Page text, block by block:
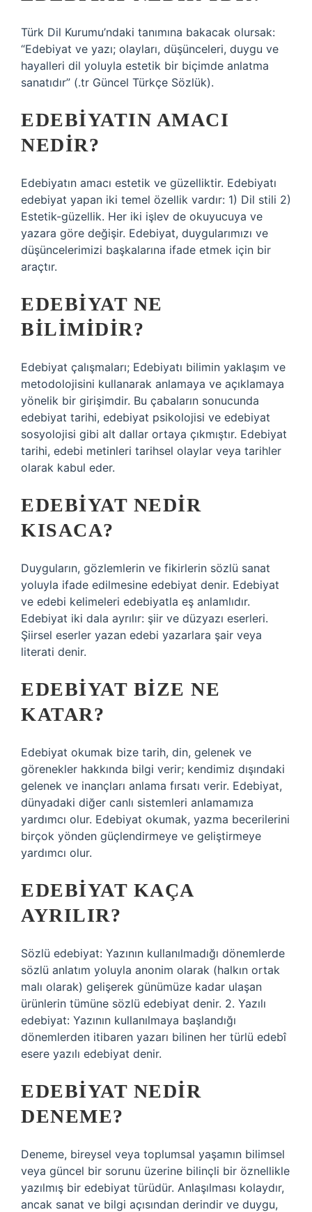
Türk Dil Kurumu’ndaki tanımına bakacak olursak:
“Edebiyat ve yazı; olayları, düşünceleri, duygu ve
hayalleri dil yoluyla estetik bir biçimde anlatma
sanatıdır” (.tr Güncel Türkçe Sözlük).
EDEBIYATIN AMACI
NEDIR?
Edebiyatın amacı estetik ve güzelliktir. Edebiyatı
edebiyat yapan iki temel özellik vardır: 1) Dil stili 2)
Estetik-güzellik. Her iki işlev de okuyucuya ve
yazara göre değişir. Edebiyat, duygularımızı ve
düşüncelerimizi başkalarına ifade etmek için bir
araçtır.
EDEBIYAT NE
BILIMIDIR?
Edebiyat çalışmaları; Edebiyatı bilimin yaklaşım ve
metodolojisini kullanarak anlamaya ve açıklamaya
yönelik bir girişimdir. Bu çabaların sonucunda
edebiyat tarihi, edebiyat psikolojisi ve edebiyat
sosyolojisi gibi alt dallar ortaya çıkmıştır. Edebiyat
tarihi, edebi metinleri tarihsel olaylar veya tarihler
olarak kabul eder.
EDEBIYAT NEDIR
KISACA?
Duyguların, gözlemlerin ve fikirlerin sözlü sanat
yoluyla ifade edilmesine edebiyat denir. Edebiyat
ve edebi kelimeleri edebiyatla eş anlamlıdır.
Edebiyat iki dala ayrılır: şiir ve düzyazı eserleri.
Şiirsel eserler yazan edebi yazarlara şair veya
literati denir.
EDEBIYAT BIZE NE
KATAR?
Edebiyat okumak bize tarih, din, gelenek ve
görenekler hakkında bilgi verir; kendimiz dışındaki
gelenek ve inançları anlama fırsatı verir. Edebiyat,
dünyadaki diğer canlı sistemleri anlamamıza
yardımcı olur. Edebiyat okumak, yazma becerilerini
birçok yönden güçlendirmeye ve geliştirmeye
yardımcı olur.
EDEBIYAT KAÇA
AYRILIR?
Sözlü edebiyat: Yazının kullanılmadığı dönemlerde
sözlü anlatım yoluyla anonim olarak (halkın ortak
malı olarak) gelişerek günümüze kadar ulaşan
ürünlerin tümüne sözlü edebiyat denir. 2. Yazılı
edebiyat: Yazının kullanılmaya başlandığı
dönemlerden itibaren yazarı bilinen her türlü edebî
esere yazılı edebiyat denir.
EDEBIYAT NEDIR
DENEME?
Deneme, bireysel veya toplumsal yaşamın bilimsel
veya güncel bir sorunu üzerine bilinçli bir öznellikle
yazılmış bir edebiyat türüdür. Anlaşılması kolaydır,
ancak sanat ve bilgi açısından derindir ve duygu,